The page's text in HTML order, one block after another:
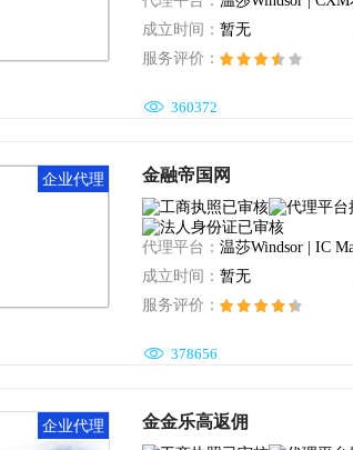
成立时间： 暂无
服务评价：
 360372
企业代理 金融帝国网
代理平台：
成立时间： 暂无
服务评价：
 378656
企业代理 金金乐高返佣